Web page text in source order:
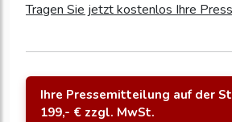
Tragen Sie jetzt kostenlos Ihre
Ihre Pressemitteilung auf der
199,- € zzgl. MwSt.